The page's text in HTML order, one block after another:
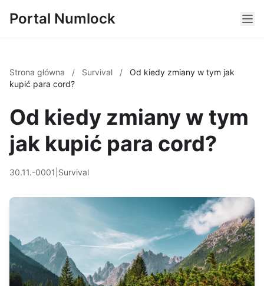
Portal Numlock
Strona główna / Survival /
Od kiedy zmiany w tym jak
kupić para cord?
Od kiedy zmiany w tym
jak kupić para cord?
30.11.-0001 Survival